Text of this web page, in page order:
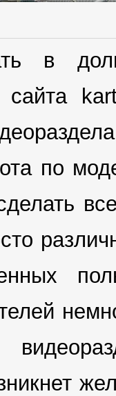
в
сайта
по